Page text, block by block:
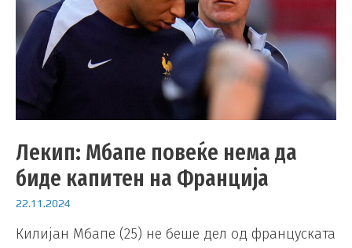
Лекип: Мбапе повеќе нема да
биде капитен на Франција
22.11.2024
Килијан Мбапе (25) не беше дел од француската